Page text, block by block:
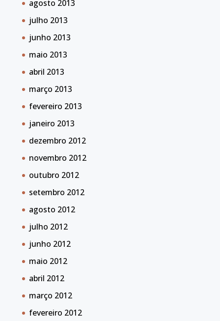
agosto 2013
julho 2013
junho 2013
maio 2013
abril 2013
março 2013
fevereiro 2013
janeiro 2013
dezembro 2012
novembro 2012
outubro 2012
setembro 2012
agosto 2012
julho 2012
junho 2012
maio 2012
abril 2012
março 2012
fevereiro 2012